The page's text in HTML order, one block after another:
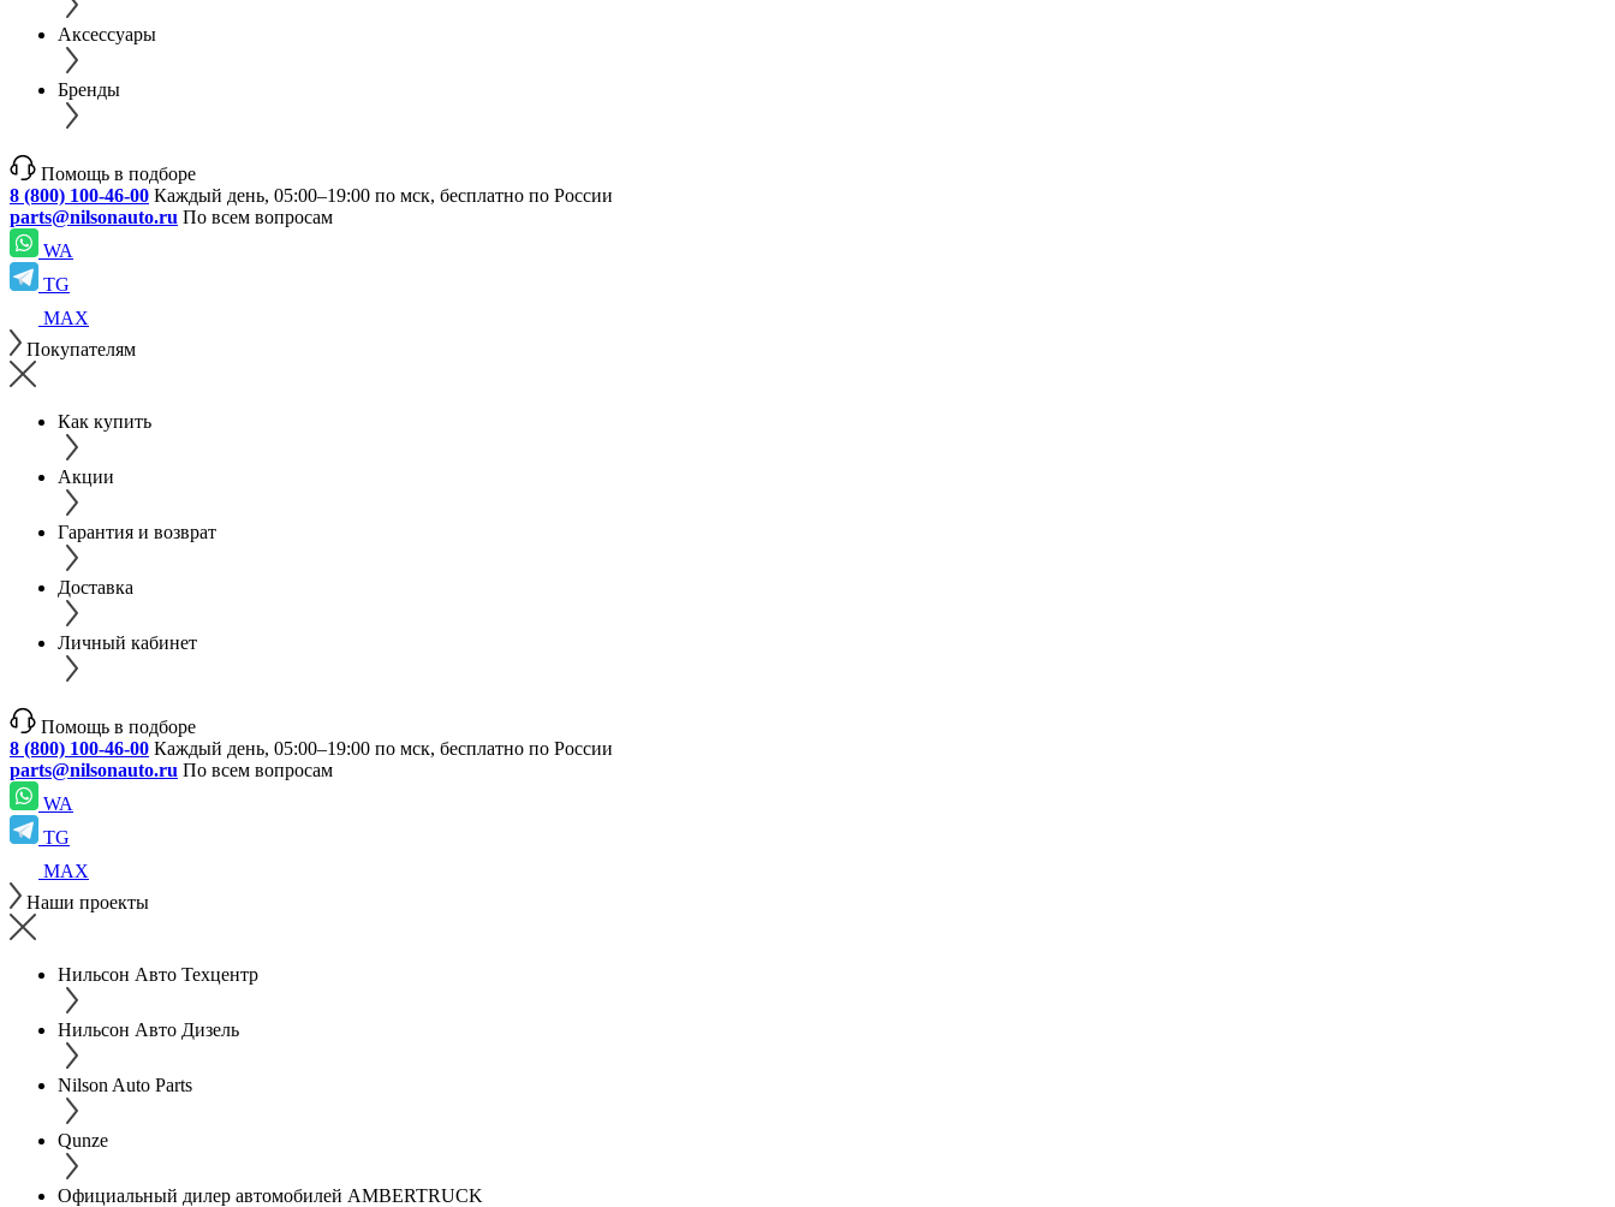
Аксессуары
Бренды
Помощь в подборе
8 (800) 100-46-00 Каждый день, 05:00–19:00 по мск, бесплатно по России
parts@nilsonauto.ru По всем вопросам
WA
TG
MAX
Покупателям
Как купить
Акции
Гарантия и возврат
Доставка
Личный кабинет
Помощь в подборе
8 (800) 100-46-00 Каждый день, 05:00–19:00 по мск, бесплатно по России
parts@nilsonauto.ru По всем вопросам
WA
TG
MAX
Наши проекты
Нильсон Авто Техцентр
Нильсон Авто Дизель
Nilson Auto Parts
Qunze
Официальный дилер автомобилей AMBERTRUCK